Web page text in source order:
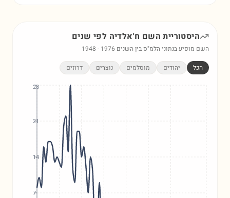
היסטוריית השם ח'אלדיה לפי שנים
השם מופיע בנתוני הלמ"ס בין השנים 1948 - 1976
הכל יהודים מוסלמים נוצרים דרוזים
7
14
21
28